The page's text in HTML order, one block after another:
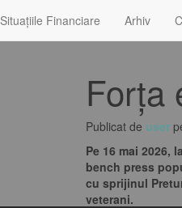
Situațiile Financiare Arhiv
Forța
Publicat de user
Pe 16 mai
bench press
cu sprijinul
veterani.